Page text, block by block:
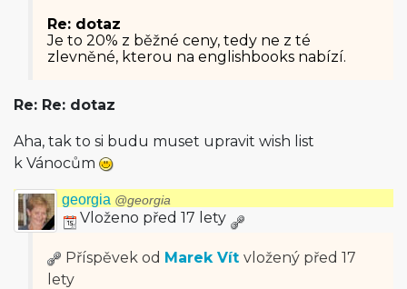
Re: dotaz
Je to 20% z běžné ceny, tedy ne z té
zlevněné, kterou na englishbooks nabízí.
Re: Re: dotaz
Aha, tak to si budu muset upravit wish list
k Vánocům
georgia @georgia
Vloženo před 17 lety
Příspěvek od Marek Vít vložený před 17
lety